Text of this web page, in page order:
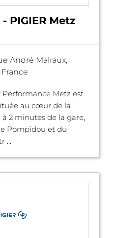
PIGIER Metz
André Malraux,
Performance Metz est
au cœur de la
à 2 minutes de la gare,
Pompidou et du
...